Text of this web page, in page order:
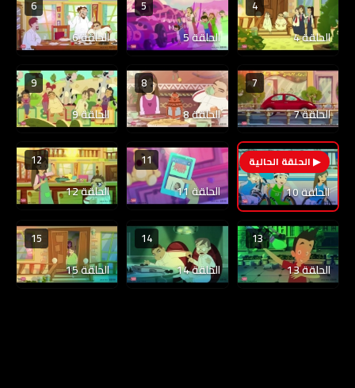
4
الحلقة 4
5
الحلقة 5
6
الحلقة 6
7
الحلقة 7
8
الحلقة 8
9
الحلقة 9
10
الحلقة 10
11
الحلقة 11
12
الحلقة 12
13
الحلقة 13
14
الحلقة 14
15
الحلقة 15